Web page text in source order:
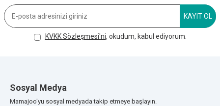
KAYIT OL
KVKK Sözleşmesi'ni, okudum, kabul ediyorum.
Sosyal Medya
Mamajoo'yu sosyal medyada takip etmeye başlayın.